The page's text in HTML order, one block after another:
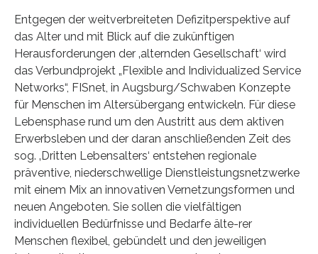
Entgegen der weitverbreiteten Defizitperspektive auf
das Alter und mit Blick auf die zukünftigen
Herausforderungen der ‚alternden Gesellschaft‘ wird
das Verbundprojekt „Flexible and Individualized Service
Networks“, FISnet, in Augsburg/Schwaben Konzepte
für Menschen im Altersübergang entwickeln. Für diese
Lebensphase rund um den Austritt aus dem aktiven
Erwerbsleben und der daran anschließenden Zeit des
sog. ‚Dritten Lebensalters‘ entstehen regionale
präventive, niederschwellige Dienstleistungsnetzwerke
mit einem Mix an innovativen Vernetzungsformen und
neuen Angeboten. Sie sollen die vielfältigen
individuellen Bedürfnisse und Bedarfe älte-rer
Menschen flexibel, gebündelt und den jeweiligen